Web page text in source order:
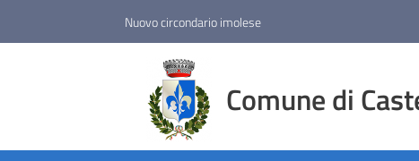
Nuovo circondario imolese
Comune di